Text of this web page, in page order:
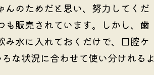
のためだと思い、努力してくだ
販売されています。しかし、歯
水に入れておくだけで、口腔ケ
な状況に合わせて使い分けれるよ